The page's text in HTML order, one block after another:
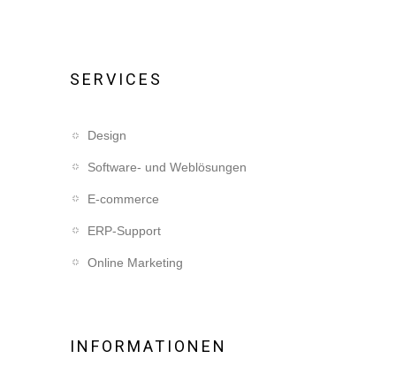
SERVICES
Design
Software- und Weblösungen
E-commerce
ERP-Support
Online Marketing
INFORMATIONEN